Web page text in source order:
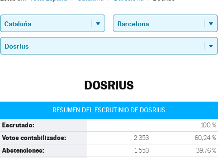
DOSRIUS
RESUMEN DEL ESCRUTINIO DE DOSRIUS
Escrutado: 100 %
Votos contabilizados: 2.353 60,24 %
Abstenciones: 1.553 39,76 %